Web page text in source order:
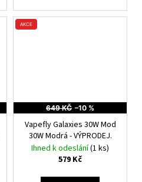
AKCE
649 KČ –10 %
Vapefly Galaxies 30W Mod
30W Modrá - VÝPRODEJ.
Ihned k odeslání(1 ks)
579 Kč